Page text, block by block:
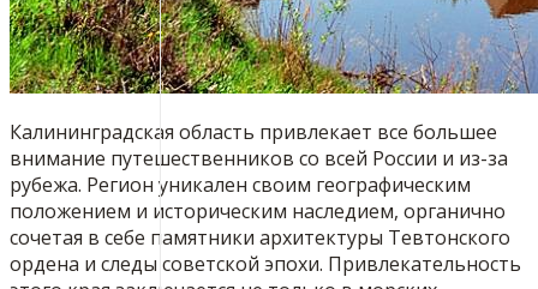
Калининградская область привлекает все большее
внимание путешественников со всей России и из-за
рубежа. Регион уникален своим географическим
положением и историческим наследием, органично
сочетая в себе памятники архитектуры Тевтонского
ордена и следы советской эпохи. Привлекательность